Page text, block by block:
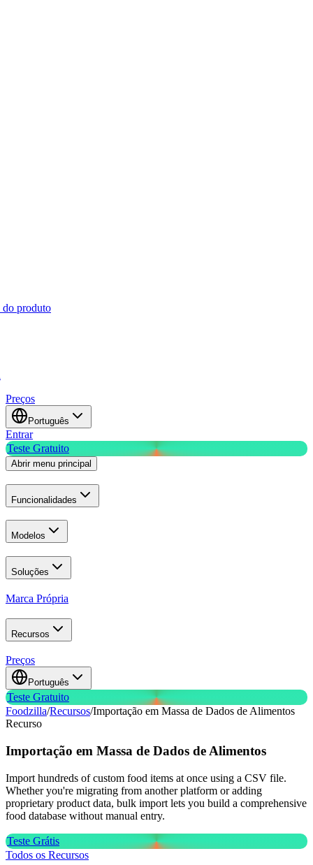
do produto
Preços
Português
Entrar
Teste Gratuito
Abrir menu principal
Funcionalidades
Modelos
Soluções
Marca Própria
Recursos
Preços
Português
Teste Gratuito
Foodzilla/Recursos/Importação em Massa de Dados de Alimentos
Recurso
Importação em Massa de Dados de Alimentos
Import hundreds of custom food items at once using a CSV file.
Whether you're migrating from another platform or adding
proprietary product data, bulk import lets you build a comprehensive
food database without manual entry.
Teste Grátis
Todos os Recursos